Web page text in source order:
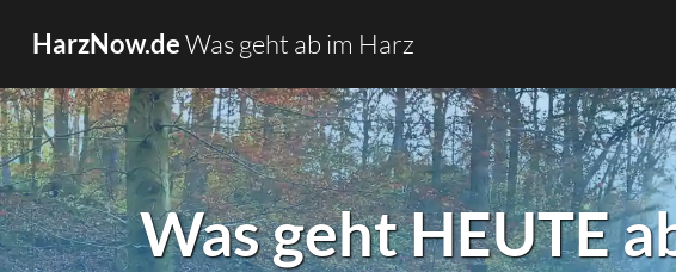
HarzNow.deWas geht ab im Harz
Was geht HEUTE